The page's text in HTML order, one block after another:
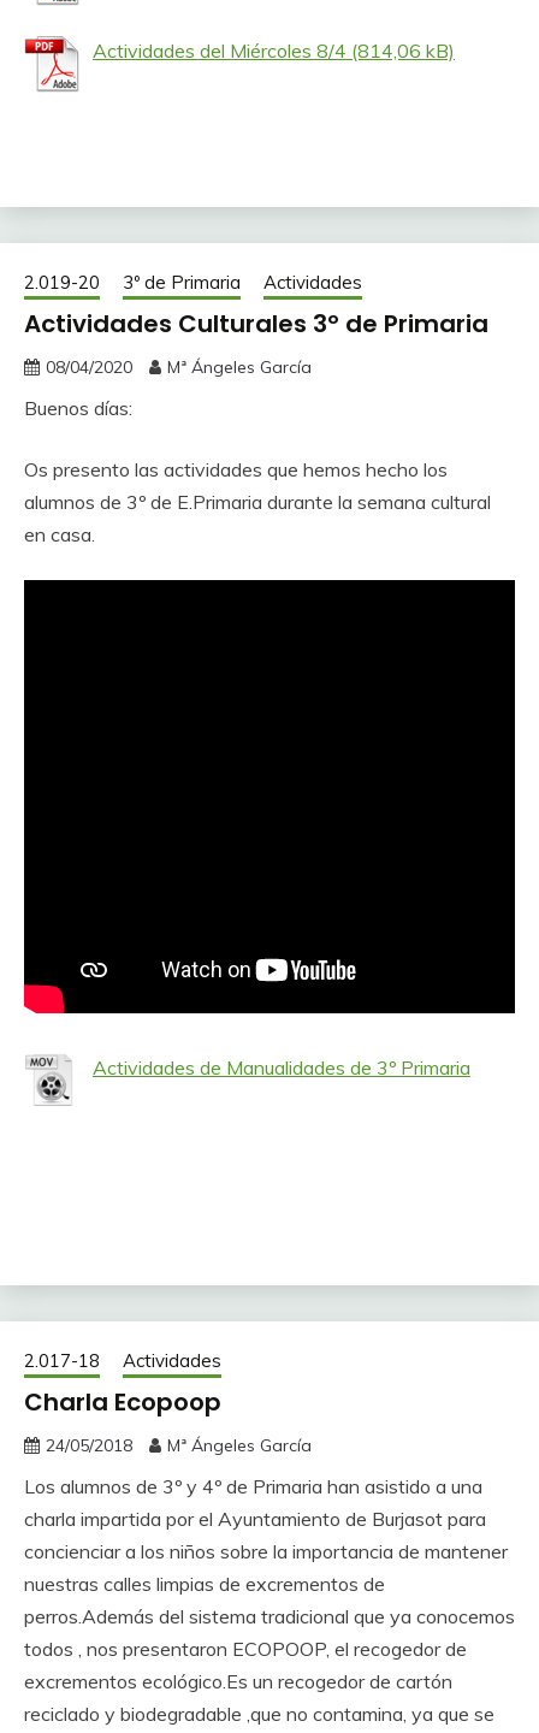
Actividades del Miércoles 8/4
2.019-20 3º de Primaria Actividades
Actividades Culturales 3º de Primaria
08/04/2020 Mª Ángeles García
Buenos días:
Os presento las actividades que hemos hecho los
alumnos de 3º de E.Primaria durante la semana cultural
en casa.
Actividades de Manualidades de 3º Primaria
2.017-18 Actividades
Charla Ecopoop
24/05/2018 Mª Ángeles García
Los alumnos de 3º y 4º de Primaria han asistido a una
charla impartida por el Ayuntamiento de Burjasot para
concienciar a los niños sobre la importancia de mantener
nuestras calles limpias de excrementos de
perros.Además del sistema tradicional que ya conocemos
todos , nos presentaron ECOPOOP, el recogedor de
excrementos ecológico.Es un recogedor de cartón
reciclado y biodegradable ,que no contamina, ya que se